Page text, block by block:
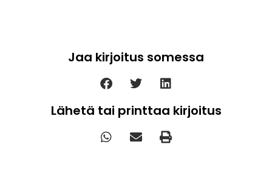
Jaa kirjoitus somessa
Lähetä tai printtaa kirjoitus